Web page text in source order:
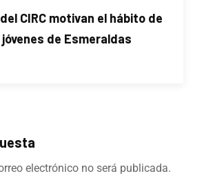
CIRC motivan el hábito de
de Esmeraldas
electrónico no será publicada.